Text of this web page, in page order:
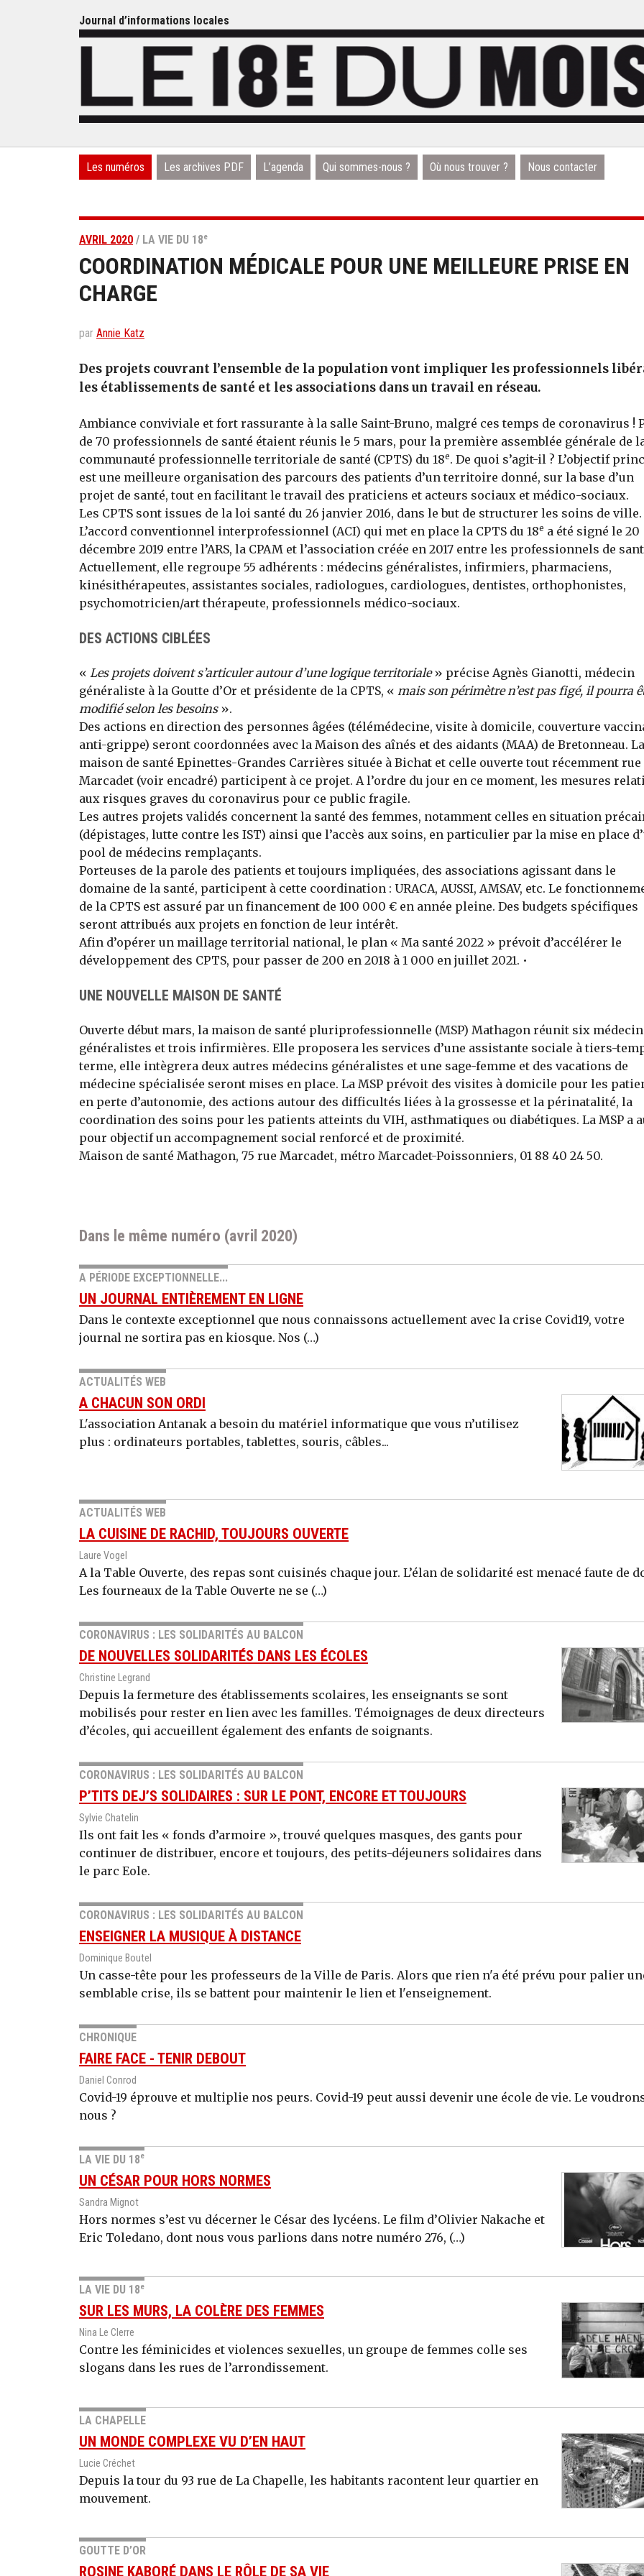
Journal d’informations locales
Les numéros Les archives PDF L’agenda Qui sommes-nous ? Où nous trouver ? Nous contacter
AVRIL 2020 / LA VIE DU 18e
COORDINATION MÉDICALE POUR UNE MEILLEURE PRISE EN
CHARGE
par Annie Katz
Des projets couvrant l’ensemble de la population vont impliquer les professionnels
les établissements de santé et les associations dans un travail en réseau.
Ambiance conviviale et fort rassurante à la salle Saint-Bruno, malgré ces temps de coronavirus !
de 70 professionnels de santé étaient réunis le 5 mars, pour la première assemblée générale de
communauté professionnelle territoriale de santé (CPTS) du 18e. De quoi s’agit-il ? L’objectif
est une meilleure organisation des parcours des patients d’un territoire donné, sur la base d’un
projet de santé, tout en facilitant le travail des praticiens et acteurs sociaux et médico-sociaux.
Les CPTS sont issues de la loi santé du 26 janvier 2016, dans le but de structurer les soins de ville.
L’accord conventionnel interprofessionnel (ACI) qui met en place la CPTS du 18e a été signé le 20
décembre 2019 entre l’ARS, la CPAM et l’association créée en 2017 entre les professionnels de
Actuellement, elle regroupe 55 adhérents : médecins généralistes, infirmiers, pharmaciens,
kinésithérapeutes, assistantes sociales, radiologues, cardiologues, dentistes, orthophonistes,
psychomotricien/art thérapeute, professionnels médico-sociaux.
DES ACTIONS CIBLÉES
« Les projets doivent s’articuler autour d’une logique territoriale» précise Agnès Gianotti, médecin
généraliste à la Goutte d’Or et présidente de la CPTS, « mais son périmètre n’est pas figé, il pourra
modifié selon les besoins».
Des actions en direction des personnes âgées (télémédecine, visite à domicile, couverture
anti-grippe) seront coordonnées avec la Maison des aînés et des aidants (MAA) de Bretonneau. La
maison de santé Epinettes-Grandes Carrières située à Bichat et celle ouverte tout récemment rue
Marcadet (voir encadré) participent à ce projet. A l’ordre du jour en ce moment, les mesures
aux risques graves du coronavirus pour ce public fragile.
Les autres projets validés concernent la santé des femmes, notamment celles en situation
(dépistages, lutte contre les IST) ainsi que l’accès aux soins, en particulier par la mise en place
pool de médecins remplaçants.
Porteuses de la parole des patients et toujours impliquées, des associations agissant dans le
domaine de la santé, participent à cette coordination : URACA, AUSSI, AMSAV, etc. Le
de la CPTS est assuré par un financement de 100 000 € en année pleine. Des budgets spécifiques
seront attribués aux projets en fonction de leur intérêt.
Afin d’opérer un maillage territorial national, le plan « Ma santé 2022 » prévoit d’accélérer le
développement des CPTS, pour passer de 200 en 2018 à 1 000 en juillet 2021. •
UNE NOUVELLE MAISON DE SANTÉ
Ouverte début mars, la maison de santé pluriprofessionnelle (MSP) Mathagon réunit six
généralistes et trois infirmières. Elle proposera les services d’une assistante sociale à tiers-
terme, elle intègrera deux autres médecins généralistes et une sage-femme et des vacations de
médecine spécialisée seront mises en place. La MSP prévoit des visites à domicile pour les
en perte d’autonomie, des actions autour des difficultés liées à la grossesse et la périnatalité, la
coordination des soins pour les patients atteints du VIH, asthmatiques ou diabétiques. La MSP a
pour objectif un accompagnement social renforcé et de proximité.
Maison de santé Mathagon, 75 rue Marcadet, métro Marcadet-Poissonniers, 01 88 40 24 50.
Dans le même numéro (avril 2020)
A PÉRIODE EXCEPTIONNELLE...
UN JOURNAL ENTIÈREMENT EN LIGNE
Dans le contexte exceptionnel que nous connaissons actuellement avec la crise Covid19, votre
journal ne sortira pas en kiosque. Nos (…)
ACTUALITÉS WEB
A CHACUN SON ORDI
L'association Antanak a besoin du matériel informatique que vous n’utilisez
plus : ordinateurs portables, tablettes, souris, câbles...
ACTUALITÉS WEB
LA CUISINE DE RACHID, TOUJOURS OUVERTE
Laure Vogel
A la Table Ouverte, des repas sont cuisinés chaque jour. L’élan de solidarité est menacé faute de
Les fourneaux de la Table Ouverte ne se (…)
CORONAVIRUS : LES SOLIDARITÉS AU BALCON
DE NOUVELLES SOLIDARITÉS DANS LES ÉCOLES
Christine Legrand
Depuis la fermeture des établissements scolaires, les enseignants se sont
mobilisés pour rester en lien avec les familles. Témoignages de deux directeurs
d’écoles, qui accueillent également des enfants de soignants.
CORONAVIRUS : LES SOLIDARITÉS AU BALCON
P’TITS DEJ’S SOLIDAIRES : SUR LE PONT, ENCORE ET TOUJOURS
Sylvie Chatelin
Ils ont fait les « fonds d’armoire », trouvé quelques masques, des gants pour
continuer de distribuer, encore et toujours, des petits-déjeuners solidaires dans
le parc Eole.
CORONAVIRUS : LES SOLIDARITÉS AU BALCON
ENSEIGNER LA MUSIQUE À DISTANCE
Dominique Boutel
Un casse-tête pour les professeurs de la Ville de Paris. Alors que rien n'a été prévu pour palier
semblable crise, ils se battent pour maintenir le lien et l'enseignement.
CHRONIQUE
FAIRE FACE - TENIR DEBOUT
Daniel Conrod
Covid-19 éprouve et multiplie nos peurs. Covid-19 peut aussi devenir une école de vie. Le
nous ?
LA VIE DU 18e
UN CÉSAR POUR HORS NORMES
Sandra Mignot
Hors normes s’est vu décerner le César des lycéens. Le film d’Olivier Nakache et
Eric Toledano, dont nous vous parlions dans notre numéro 276, (…)
LA VIE DU 18e
SUR LES MURS, LA COLÈRE DES FEMMES
Nina Le Clerre
Contre les féminicides et violences sexuelles, un groupe de femmes colle ses
slogans dans les rues de l’arrondissement.
LA CHAPELLE
UN MONDE COMPLEXE VU D’EN HAUT
Lucie Créchet
Depuis la tour du 93 rue de La Chapelle, les habitants racontent leur quartier en
mouvement.
GOUTTE D’OR
ROSINE KABORÉ DANS LE RÔLE DE SA VIE